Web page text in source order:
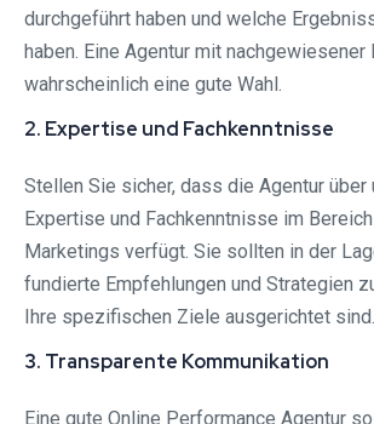
durchgeführt haben und welche
haben. Eine Agentur mit
wahrscheinlich eine gute Wahl.
2. Expertise und Fachkenntnisse
Stellen Sie sicher, dass die Agentur
Expertise und Fachkenntnisse im
Marketings verfügt. Sie sollten in der
fundierte Empfehlungen und Strategien
Ihre spezifischen Ziele ausgerichtet sind.
3. Transparente Kommunikation
Eine gute Online Performance Agentur